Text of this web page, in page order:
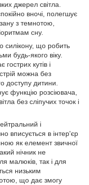
джерел світла.
вночі, полегшує
з темнотою,
сну.
силікону, що робить
будь-якого віку.
кутів і
можна без
доступу дитини.
функцію розсіювача,
без сліпучих точок і
і
вписується в інтер'єр
як елемент звичної
нічник не
малюків, так і для
низьким
що дає змогу